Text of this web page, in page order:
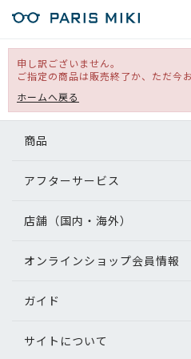
申し訳ございません。
ご指定の商品は販売終了か、ただ今
ホームへ戻る
商品
アフターサービス
店舗（国内・海外）
オンラインショップ会員情報
ガイド
サイトについて